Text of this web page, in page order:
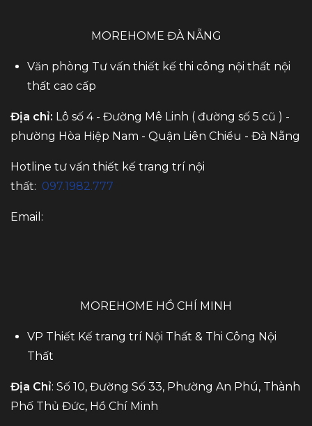
MOREHOME ĐÀ NẴNG
Văn phòng Tư vấn thiết kế thi công nội thất nội
thất cao cấp
Địa chỉ: Lô số 4 - Đường Mê Linh ( đường số 5 cũ ) -
phường Hòa Hiệp Nam - Quận Liên Chiểu - Đà Nẵng
Hotline tư vấn thiết kế trang trí nội
thất: 097.1982.777
Email:
MOREHOME HỒ CHÍ MINH
VP Thiết Kế trang trí Nội Thất & Thi Công Nội
Thất
Địa Chỉ: Số 10, Đường Số 33, Phường An Phú, Thành
Phố Thủ Đức, Hồ Chí Minh